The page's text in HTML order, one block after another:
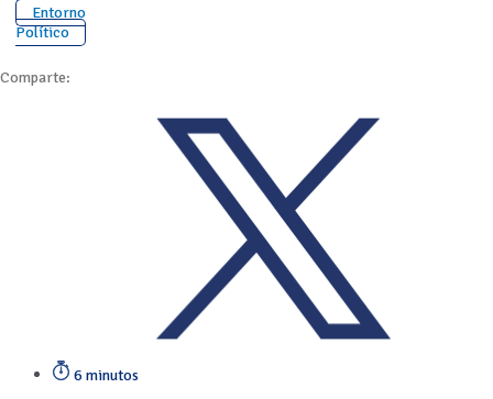
Entorno
Político
Comparte:
6 minutos